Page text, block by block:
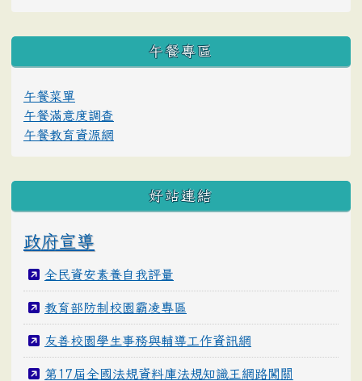
午餐專區
午餐菜單
午餐滿意度調查
午餐教育資源網
好站連結
政府宣導
全民資安素養自我評量
教育部防制校園霸凌專區
友善校園學生事務與輔導工作資訊網
第17屆全國法規資料庫法規知識王網路闖關